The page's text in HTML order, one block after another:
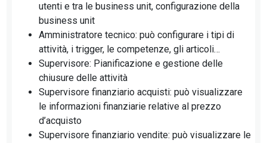
utenti e tra le business unit, configurazione della
business unit
Amministratore tecnico: può configurare i tipi di
attività, i trigger, le competenze, gli articoli…
Supervisore: Pianificazione e gestione delle
chiusure delle attività
Supervisore finanziario acquisti: può visualizzare
le informazioni finanziarie relative al prezzo
d’acquisto
Supervisore finanziario vendite: può visualizzare le